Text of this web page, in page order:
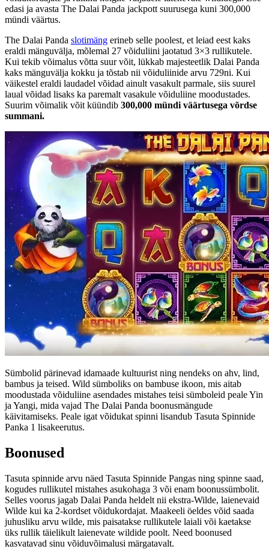
edasi ja avasta The Dalai Panda jackpott suurusega kuni 300,000
mündi väärtus.
The Dalai Panda slotimäng erineb selle poolest, et leiad eest kaks
eraldi mänguvälja, mõlemal 27 võiduliini jaotatud 3×3 rullikutele.
Kui tekib võimalus võtta suur võit, lükkab majesteetlik Dalai Panda
kaks mänguvälja kokku ja tõstab nii võiduliinide arvu 729ni. Kui
väikestel eraldi laudadel võidad ainult vasakult parmale, siis suurel
laual võidad lisaks ka paremalt vasakule võiduliine moodustades.
Suurim võimalik võit küündib 300,000 mündi väärtusega võrdse
summani.
Sümbolid pärinevad idamaade kultuurist ning nendeks on ahv, lind,
bambus ja teised. Wild sümboliks on bambuse ikoon, mis aitab
moodustada võiduliine asendades mistahes teisi sümboleid peale Yin
ja Yangi, mida vajad The Dalai Panda boonusmängude
käivitamiseks. Peale igat võidukat spinni lisandub Tasuta Spinnide
Panka 1 lisakeerutus.
Boonused
Tasuta spinnide arvu näed Tasuta Spinnide Pangas ning spinne saad,
kogudes rullikutel mistahes asukohaga 3 või enam boonussümbolit.
Selles voorus jagab Dalai Panda heldelt nii ekstra-Wilde, laienevaid
Wilde kui ka 2-kordset võidukordajat. Maakeeli öeldes võid saada
juhusliku arvu wilde, mis paisatakse rullikutele laiali või kaetakse
üks rullik täielikult laienevate wildide poolt. Need boonused
kasvatavad sinu võiduvõimalusi märgatavalt.